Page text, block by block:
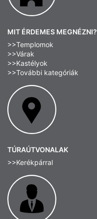
MIT ÉRDEMES MEGNÉZNI?
>>Templomok
>>Várak
>>Kastélyok
>>További kategóriák
TÚRAÚTVONALAK
>>Kerékpárral